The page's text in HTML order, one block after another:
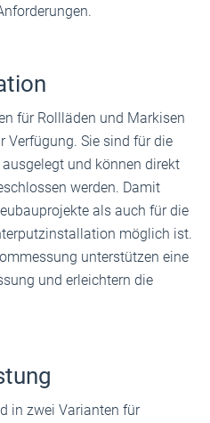
für Rollläden und Markisen
Verfügung. Sie sind für die
und können direkt
werden. Damit
als auch für die
möglich ist.
unterstützen eine
und erleichtern die
in zwei Varianten für